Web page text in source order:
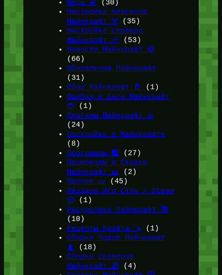
Моды 💫
(30)
Настройка плагинов
Майнкрафт ⚒️(35)
Настройка сервера
Майнкрафт 🔦 (53)
Новости Майнкрафт 🔴
(66)
Обновления Майнкрафт
(31)
Обои Майнкрафт 📔
(1)
Ошибки и Баги Майнкрафт
🐞(1)
Плагины Майнкрафт ♨️
(24)
Постройки в Майнкрафте
(8)
Программы ⌨️ (27)
Промокоды и Скидки
Майнкрафт 🎫
(2)
Прочее 🧱 (45)
Раздачи Игр Стим / Steam
🎲 (1)
Ресурспаки Майнкрафт 📚
(10)
Рецепты Крафта 🪚 (1)
Сборки Модов Майнкрафт
🧳
(18)
Сборки Серверов
Майнкрафт 🎁 (4)